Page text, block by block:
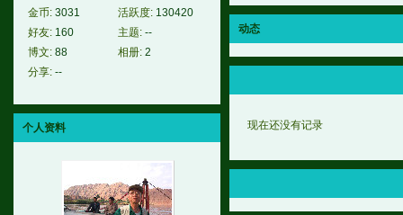
金币: 3031 活跃度: 130420
好友: 160 主题: --
博文: 88 相册: 2
分享: --
个人资料
动态
现在还没有记录